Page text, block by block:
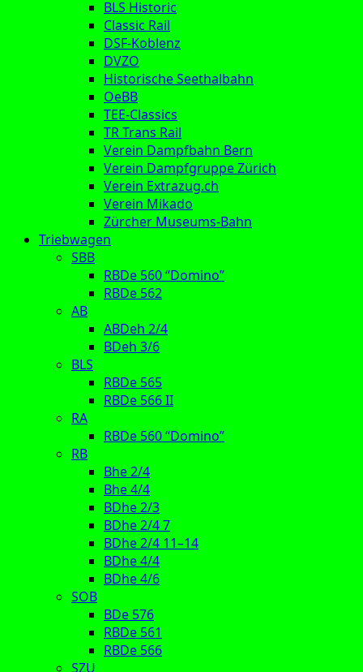
BLS Historic
Classic Rail
DSF-Koblenz
DVZO
Historische Seethalbahn
OeBB
TEE-Classics
TR Trans Rail
Verein Dampfbahn Bern
Verein Dampfgruppe Zürich
Verein Extrazug.ch
Verein Mikado
Zürcher Museums-Bahn
Triebwagen
SBB
RBDe 560 “Domino”
RBDe 562
AB
ABDeh 2/4
BDeh 3/6
BLS
RBDe 565
RBDe 566 II
RA
RBDe 560 “Domino”
RB
Bhe 2/4
Bhe 4/4
BDhe 2/3
BDhe 2/4 7
BDhe 2/4 11–14
BDhe 4/4
BDhe 4/6
SOB
BDe 576
RBDe 561
RBDe 566
SZU